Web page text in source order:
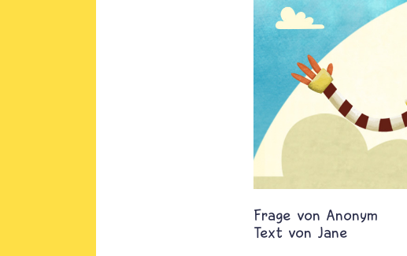
Anonym
Text von Jane